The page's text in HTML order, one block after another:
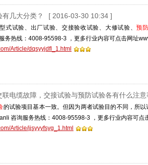
几大分类？ [ 2016-03-30 10:34 ]
式试验、出厂试验、交接验收试验、大修试验、预
务热线：4008-95598-3 ，更多行业内容可点击网址
Article/dqsyyjdfl_1.html
联电缆故障，交接试验与预防试验各有什么注
的试验项目基本一致。但因为两者试验目的不同，所
咨询服务热线：4008-95598-3 ，更多行业内容可点
Article/jjsyyyfsyg_1.html